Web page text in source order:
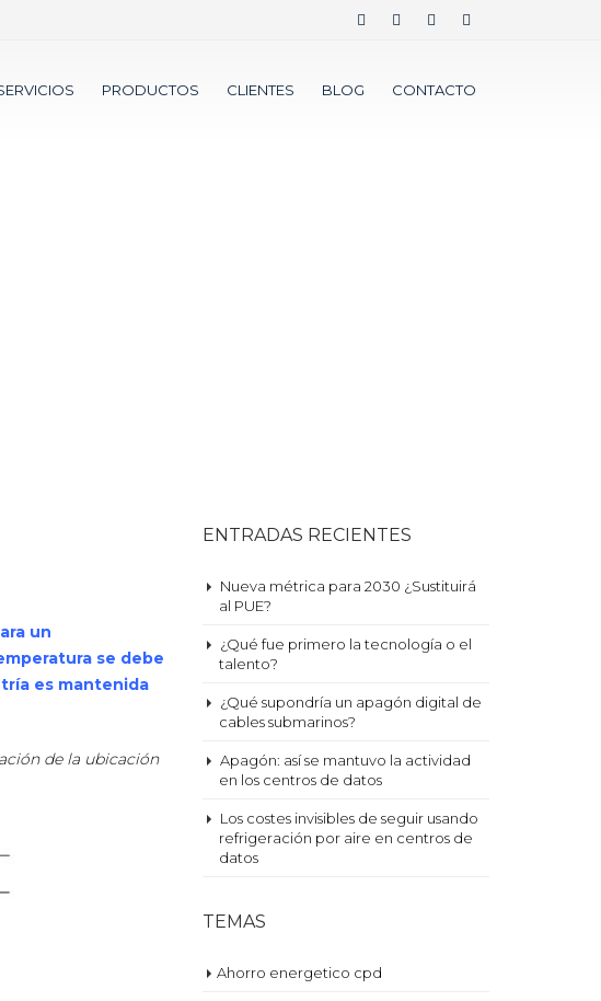
PRODUCTOS CLIENTES BLOG CONTACTO
un
se debe
es mantenida
de la ubicación
ENTRADAS RECIENTES
Nueva métrica para 2030 ¿Sustituirá
al PUE?
¿Qué fue primero la tecnología o el
talento?
¿Qué supondría un apagón digital de
cables submarinos?
Apagón: así se mantuvo la actividad
en los centros de datos
Los costes invisibles de seguir usando
refrigeración por aire en centros de
datos
TEMAS
Ahorro energetico cpd